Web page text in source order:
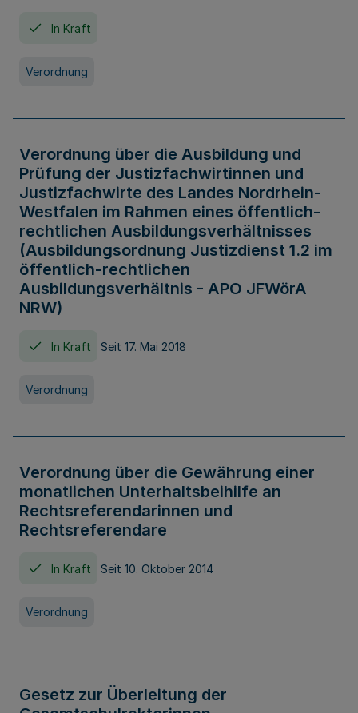
In Kraft
Verordnung
Verordnung über die Ausbildung und
Prüfung der Justizfachwirtinnen und
Justizfachwirte des Landes Nordrhein-
Westfalen im Rahmen eines öffentlich-
rechtlichen Ausbildungsverhältnisses
(Ausbildungsordnung Justizdienst 1.2 im
öffentlich-rechtlichen
Ausbildungsverhältnis - APO JFWörA
NRW)
In Kraft Seit 17. Mai 2018
Verordnung
Verordnung über die Gewährung einer
monatlichen Unterhaltsbeihilfe an
Rechtsreferendarinnen und
Rechtsreferendare
In Kraft Seit 10. Oktober 2014
Verordnung
Gesetz zur Überleitung der